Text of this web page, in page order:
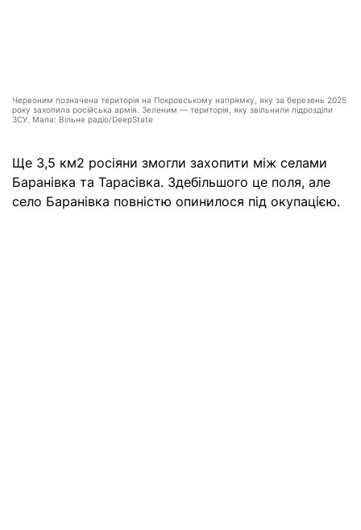
Червоним позначена територія на Покровському напрямку, яку за березень 2025
року захопила російська армія. Зеленим — територія, яку звільнили підрозділи
ЗСУ. Мапа: Вільне радіо/DeepState
Ще 3,5 км2 росіяни змогли захопити між селами
Баранівка та Тарасівка. Здебільшого це поля, але
село Баранівка повністю опинилося під окупацією.